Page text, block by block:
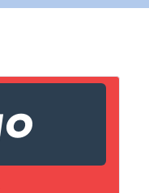
dans courriel)
X Fermer